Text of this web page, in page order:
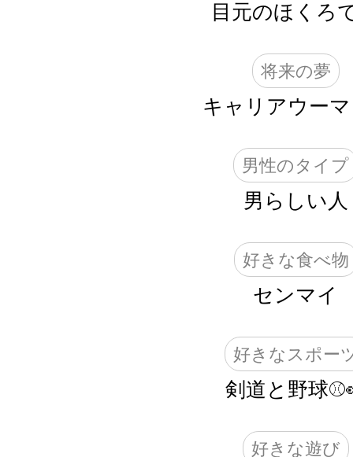
目元のほくろ
将来の夢
キャリアウーマ
男性のタイプ
男らしい人
好きな食べ物
センマイ
好きなスポー
剣道と野球
好きな遊び